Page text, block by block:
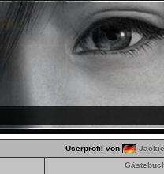
Userprofil von